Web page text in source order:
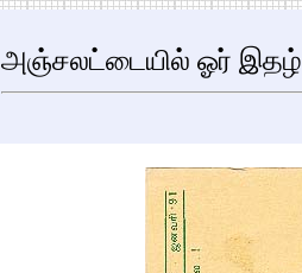
அஞ்சலட்டையில் ஓர் இதழ்